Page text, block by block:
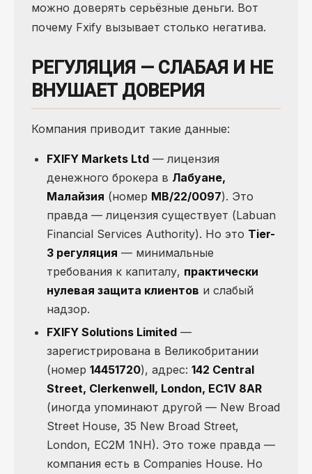
можно доверять серьёзные деньги. Вот
почему Fxify вызывает столько негатива.
РЕГУЛЯЦИЯ — СЛАБАЯ И НЕ
ВНУШАЕТ ДОВЕРИЯ
Компания приводит такие данные:
FXIFY Markets Ltd — лицензия
денежного брокера в Лабуане,
Малайзия (номер MB/22/0097). Это
правда — лицензия существует (Labuan
Financial Services Authority). Но это Tier-
3 регуляция — минимальные
требования к капиталу, практически
нулевая защита клиентов и слабый
надзор.
FXIFY Solutions Limited —
зарегистрирована в Великобритании
(номер 14451720), адрес: 142 Central
Street, Clerkenwell, London, EC1V 8AR
(иногда упоминают другой — New Broad
Street House, 35 New Broad Street,
London, EC2M 1NH). Это тоже правда —
компания есть в Companies House. Но